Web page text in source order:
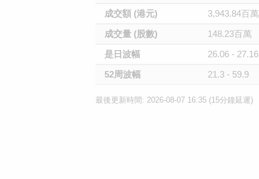
成交額 (港元)
3,943.84百萬
成交量 (股數)
148.23百萬
是日波幅
26.06 - 27.16
52周波幅
21.3 - 59.9
最後更新時間: 2026-08-07 16:35 (15分鐘延遲)